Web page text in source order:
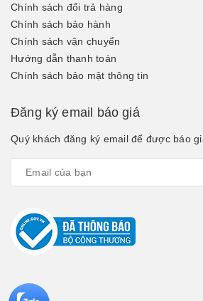
Chính sách đổi trả hàng
Chính sách bảo hành
Chính sách vận chuyển
Hướng dẫn thanh toán
Chính sách bảo mật thông tin
Đăng ký email báo giá
Quý khách đăng ký email để được báo